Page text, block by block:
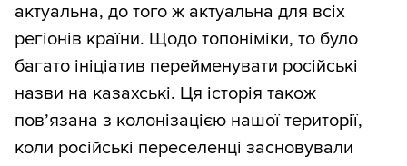
актуальна, до того ж актуальна для всіх
регіонів країни. Щодо топоніміки, то було
багато ініціатив перейменувати російські
назви на казахські. Ця історія також
пов’язана з колонізацією нашої території,
коли російські переселенці засновували